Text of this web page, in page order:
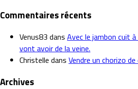
Commentaires récents
Venus83 dans Avec le jambon cuit
vont avoir de la veine.
Christelle dans Vendre un chorizo
Archives